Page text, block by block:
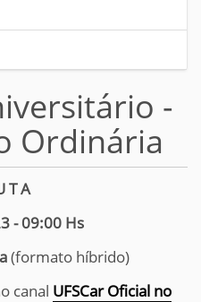
-
Ordinária
T A
- 09:00 Hs
(formato híbrido)
canal UFSCar Oficial no